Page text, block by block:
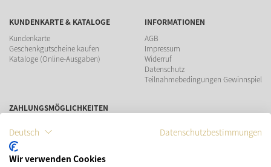
KUNDENKARTE & KATALOGE
Kundenkarte
Geschenkgutscheine kaufen
Kataloge (Online-Ausgaben)
INFORMATIONEN
AGB
Impressum
Widerruf
Datenschutz
Teilnahmebedingungen Gewinnspiel
ZAHLUNGSMÖGLICHKEITEN
VERSAND
Deutsch Datenschutzbestimmungen
Wir verwenden Cookies